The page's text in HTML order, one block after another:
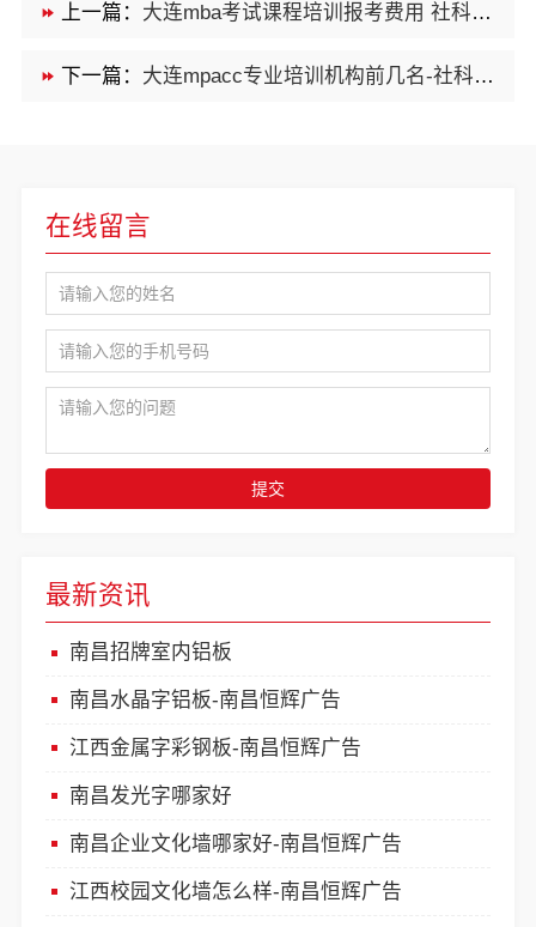
上一篇： 大连mba考试课程培训报考费用 社科赛斯MBA考研全年魔鬼集训营
下一篇： 大连mpacc专业培训机构前几名-社科赛斯
最新资讯
南昌招牌室内铝板
南昌水晶字铝板-南昌恒辉广告
江西金属字彩钢板-南昌恒辉广告
南昌发光字哪家好
南昌企业文化墙哪家好-南昌恒辉广告
江西校园文化墙怎么样-南昌恒辉广告
在线留言
提交